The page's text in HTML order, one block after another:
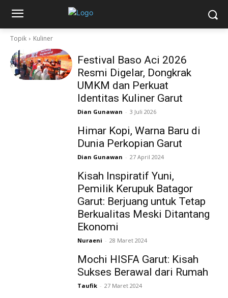
Topik Kuliner
Festival Baso Aci 2026
Resmi Digelar, Dongkrak
UMKM dan Perkuat
Identitas Kuliner Garut
Dian Gunawan - 3 Juli 2026
Himar Kopi, Warna Baru di
Dunia Perkopian Garut
Dian Gunawan - 27 April 2024
Kisah Inspiratif Yuni,
Pemilik Kerupuk Batagor
Garut: Berjuang untuk Tetap
Berkualitas Meski Ditantang
Ekonomi
Nuraeni - 28 Maret 2024
Mochi HISFA Garut: Kisah
Sukses Berawal dari Rumah
Taufik - 27 Maret 2024